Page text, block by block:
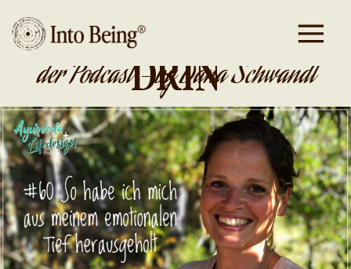
DA IST GOLD
DRIN
der Podcast - by Dana Schwandt